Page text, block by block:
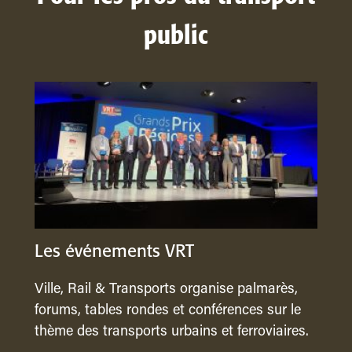
public
Les événements VRT
Ville, Rail & Transports organise palmarès,
forums, tables rondes et conférences sur le
thème des transports urbains et ferroviaires.